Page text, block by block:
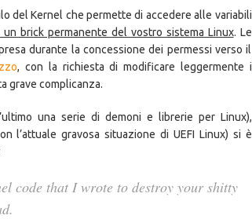
del Kernel che permette di accedere alle variabili
brick permanente del vostro sistema Linux. Le
durante la concessione dei permessi verso il
, con la richiesta di modificare leggermente i
grave complicanza.
una serie di demoni e librerie per Linux),
l’attuale gravosa situazione di UEFI Linux) si è
code that I wrote to destroy your shitty